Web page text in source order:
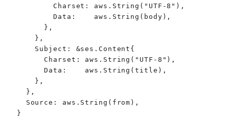
          Charset: aws.String("UTF-8"),
          Data:    aws.String(body),
        },
      },
      Subject: &ses.Content{
        Charset: aws.String("UTF-8"),
        Data:    aws.String(title),
      },
    },
    Source: aws.String(from),
  }